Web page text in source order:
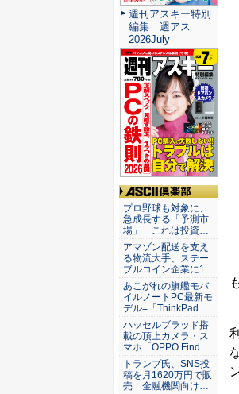
週刊アスキー特別
編集 週アス
2026July
ASCII倶楽部
プロ野球も対象に、
急成長する「予測市
場」 これは投資…
アマゾン配送を支え
る物流大手、ステー
ブルコイン企業に1…
あこがれの旗艦モバ
イルノートPC最新モ
デル=「ThinkPad…
ハッセルブラッド搭
載の頂上カメラ・ス
マホ「OPPO Find…
トランプ氏、SNS投
稿を月1620万円で販
売 金融機関向け…